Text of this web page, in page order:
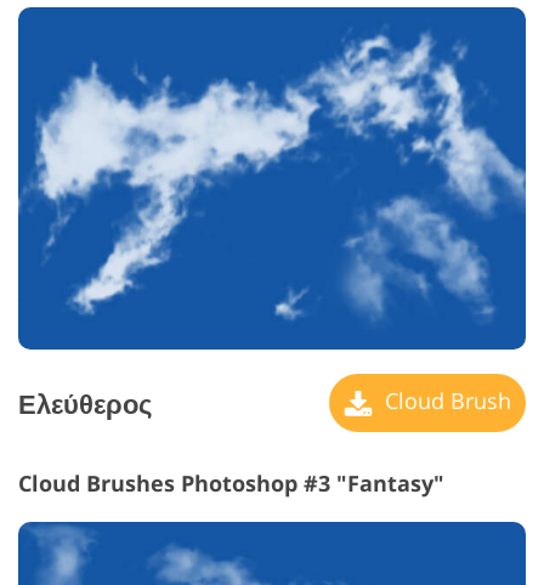
Ελεύθερος Cloud Brush
Cloud Brushes Photoshop #3 "Fantasy"